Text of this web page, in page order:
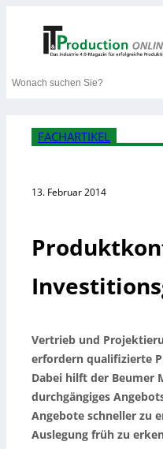
Search
FACHARTIKEL
13. Februar 2014
Vertrieb und
erfordern qualifizierte
Dabei hilft der Beumer
durchgängiges
Angebote schneller zu
Auslegung früh zu